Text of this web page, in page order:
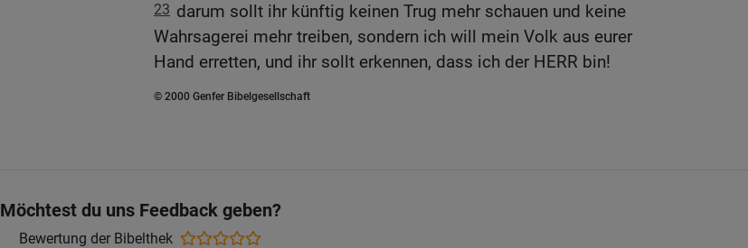
23 darum sollt ihr künftig keinen Trug mehr schauen und keine
Wahrsagerei mehr treiben, sondern ich will mein Volk aus eurer
Hand erretten, und ihr sollt erkennen, dass ich der HERR bin!
© 2000 Genfer Bibelgesellschaft
Möchtest du uns Feedback geben?
Bewertung der Bibelthek